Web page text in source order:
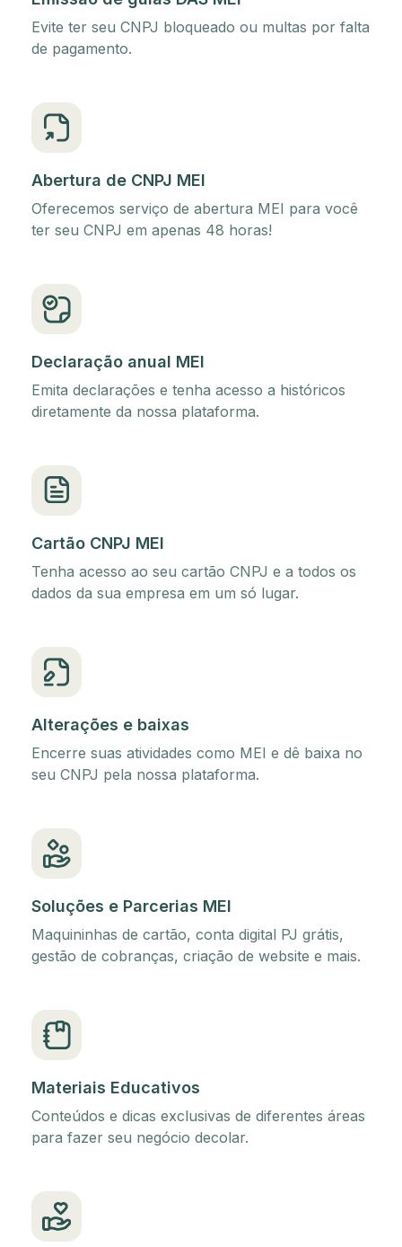
Evite ter seu CNPJ bloqueado ou multas por falta
de pagamento.
Abertura de CNPJ MEI
Oferecemos serviço de abertura MEI para você
ter seu CNPJ em apenas 48 horas!
Declaração anual MEI
Emita declarações e tenha acesso a históricos
diretamente da nossa plataforma.
Cartão CNPJ MEI
Tenha acesso ao seu cartão CNPJ e a todos os
dados da sua empresa em um só lugar.
Alterações e baixas
Encerre suas atividades como MEI e dê baixa no
seu CNPJ pela nossa plataforma.
Soluções e Parcerias MEI
Maquininhas de cartão, conta digital PJ grátis,
gestão de cobranças, criação de website e mais.
Materiais Educativos
Conteúdos e dicas exclusivas de diferentes áreas
para fazer seu negócio decolar.